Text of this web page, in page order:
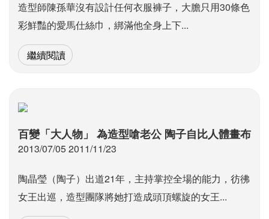
造型師陳孫華沒有設計任何衣服褲子，大膽只用30條色
彩鮮豔的愛馬仕絲巾，綁滿他全身上下...
繼續閱讀
百變「大人物」 為造型嗆老公 陶子自比人體畫布
2013/07/05 2011/11/23
陶晶瑩（陶子）出道21年，主持掌控全場的能力，彷彿
女王出巡，造型團隊將她打造成頭頂螺旋的女王...